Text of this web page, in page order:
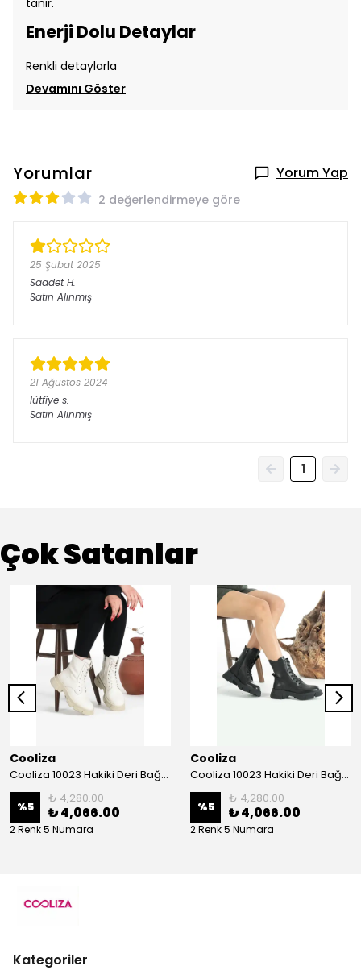
tanır.
Enerji Dolu Detaylar
Renkli detaylarla
Devamını Göster
Yorumlar Yorum Yap
2 değerlendirmeye göre
25 Şubat 2025
Saadet H.
Satın Alınmış
21 Ağustos 2024
lütfiye s.
Satın Alınmış
1
Çok Satanlar
Cooliza
Cooliza 10023 Hakiki Deri Bağcıklı ve Fermuarlı Rahat Kadın Bot Ayakkabı - Ekru
%5
₺ 4,280.00
₺ 4,066.00
2 Renk 5 Numara
Cooliza
Cooliza 10023 Hakiki Deri Bağcıklı ve Fermuarlı Rahat Kadın Bot Ayakkabı - Siyah
%5
₺ 4,280.00
₺ 4,066.00
2 Renk 5 Numara
Kategoriler